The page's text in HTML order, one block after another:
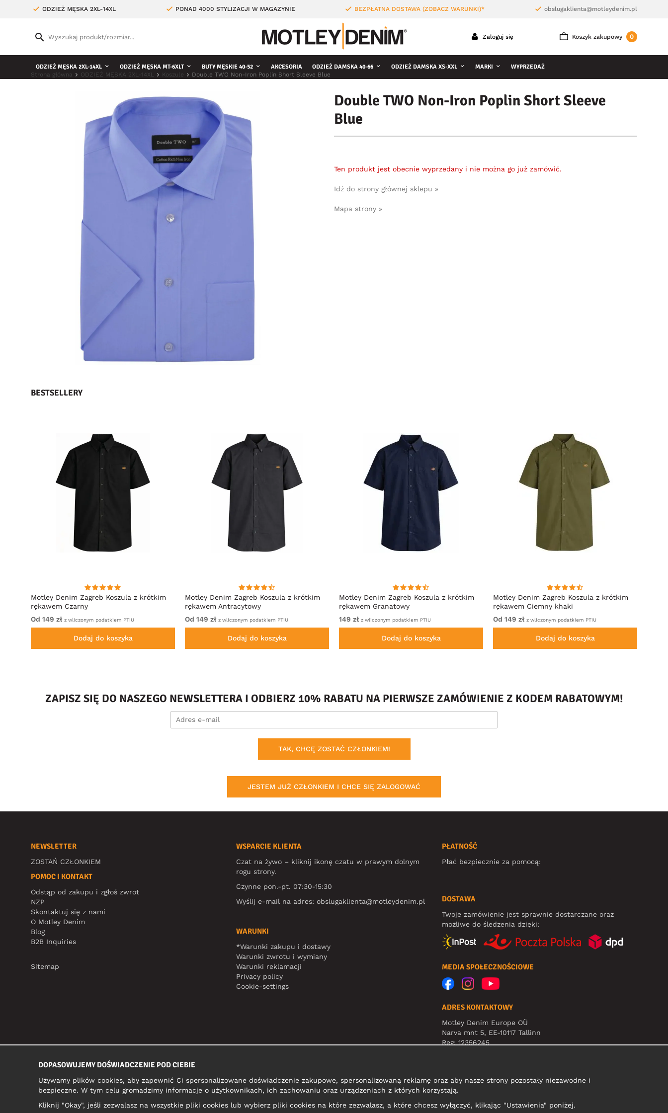
ODZIEŻ MĘSKA 2XL-14XL PONAD 4000 STYLIZACJI W MAGAZYNIE BEZPŁATNA DOSTAWA (ZOBACZ WARUNKI)* obslugaklienta@motleydenim.pl
Koszyk zakupowy 0
Zaloguj się
ODZIEŻ MĘSKA 2XL-14XL ODZIEŻ MĘSKA MT-6XLT BUTY MĘSKIE 40-52 AKCESORIA ODZIEŻ DAMSKA 40-66 ODZIEŻ DAMSKA XS-XXL MARKI WYPRZEDAŻ
Strona główna ODZIEŻ MĘSKA 2XL-14XL Koszule Double TWO Non-Iron Poplin Short Sleeve Blue
Double TWO Non-Iron Poplin Short Sleeve
Blue
Ten produkt jest obecnie wyprzedany i nie można go już zamówić.
Idź do strony głównej sklepu »
Mapa strony »
BESTSELLERY
Motley Denim Zagreb Koszula z krótkim
rękawem Czarny
Od 149 zł z wliczonym podatkiem PTiU
Dodaj do koszyka
Motley Denim Zagreb Koszula z krótkim
rękawem Antracytowy
Od 149 zł z wliczonym podatkiem PTiU
Dodaj do koszyka
Motley Denim Zagreb Koszula z krótkim
rękawem Granatowy
149 zł z wliczonym podatkiem PTiU
Dodaj do koszyka
Motley Denim Zagreb Koszula z krótkim
rękawem Ciemny khaki
Od 149 zł z wliczonym podatkiem PTiU
Dodaj do koszyka
ZAPISZ SIĘ DO NASZEGO NEWSLETTERA I ODBIERZ 10% RABATU NA PIERWSZE ZAMÓWIENIE Z KODEM RABATOWYM!
TAK, CHCĘ ZOSTAĆ CZŁONKIEM!
JESTEM JUŻ CZŁONKIEM I CHCE SIĘ ZALOGOWAĆ
NEWSLETTER
ZOSTAŃ CZŁONKIEM
POMOC I KONTAKT
Odstąp od zakupu i zgłoś zwrot
NZP
Skontaktuj się z nami
O Motley Denim
Blog
B2B Inquiries
Sitemap
WSPARCIE KLIENTA
Czat na żywo – kliknij ikonę czatu w prawym dolnym
rogu strony.
Czynne pon.-pt. 07:30-15:30
Wyślij e-mail na adres:obslugaklienta@motleydenim.pl
WARUNKI
*Warunki zakupu i dostawy
Warunki zwrotu i wymiany
Warunki reklamacji
Privacy policy
Cookie-settings
PŁATNOŚĆ
Płać bezpiecznie za pomocą:
DOSTAWA
Twoje zamówienie jest sprawnie dostarczane oraz
możliwe do śledzenia dzięki:
MEDIA SPOŁECZNOŚCIOWE
ADRES KONTAKTOWY
Motley Denim Europe OÜ
Narva mnt 5, EE-10117 Tallinn
Reg: 12356245
DOPASOWUJEMY DOŚWIADCZENIE POD CIEBIE
Używamy plików cookies, aby zapewnić Ci spersonalizowane doświadczenie zakupowe, spersonalizowaną reklamę oraz aby nasze strony pozostały niezawodne i
bezpieczne. W tym celu gromadzimy informacje o użytkownikach, ich zachowaniu oraz urządzeniach z których korzystają.
Kliknij "Okay", jeśli zezwalasz na wszystkie pliki cookies lub wybierz pliki cookies na które zezwalasz, a które chcesz wyłączyć, klikając "Ustawienia" poniżej.